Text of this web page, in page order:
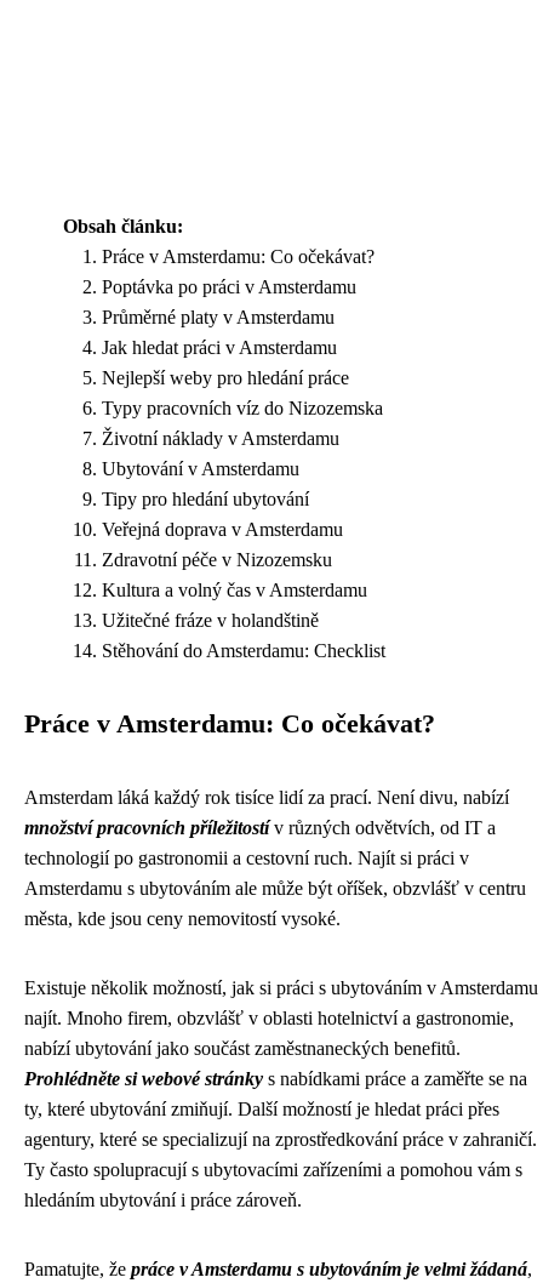
Obsah článku:
Práce v Amsterdamu: Co očekávat?
Poptávka po práci v Amsterdamu
Průměrné platy v Amsterdamu
Jak hledat práci v Amsterdamu
Nejlepší weby pro hledání práce
Typy pracovních víz do Nizozemska
Životní náklady v Amsterdamu
Ubytování v Amsterdamu
Tipy pro hledání ubytování
Veřejná doprava v Amsterdamu
Zdravotní péče v Nizozemsku
Kultura a volný čas v Amsterdamu
Užitečné fráze v holandštině
Stěhování do Amsterdamu: Checklist
Práce v Amsterdamu: Co očekávat?
Amsterdam láká každý rok tisíce lidí za prací. Není divu, nabízí
množství pracovních příležitostív různých odvětvích, od IT a
technologií po gastronomii a cestovní ruch. Najít si práci v
Amsterdamu s ubytováním ale může být oříšek, obzvlášť v centru
města, kde jsou ceny nemovitostí vysoké.
Existuje několik možností, jak si práci s ubytováním v Amsterdamu
najít. Mnoho firem, obzvlášť v oblasti hotelnictví a gastronomie,
nabízí ubytování jako součást zaměstnaneckých benefitů.
Prohlédněte si webové stránky s nabídkami práce a zaměřte se na
ty, které ubytování zmiňují. Další možností je hledat práci přes
agentury, které se specializují na zprostředkování práce v zahraničí.
Ty často spolupracují s ubytovacími zařízeními a pomohou vám s
hledáním ubytování i práce zároveň.
Pamatujte, že práce v Amsterdamu s ubytováním je velmi žádaná,